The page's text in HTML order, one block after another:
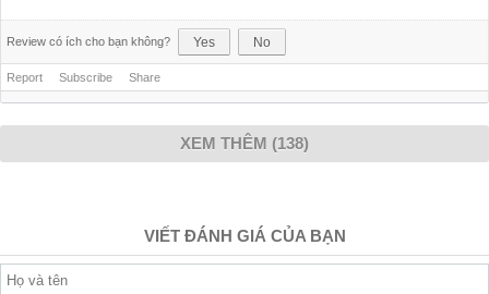
Review có ích cho bạn không? Yes No
Report Subscribe Share
XEM THÊM (138)
VIẾT ĐÁNH GIÁ CỦA BẠN